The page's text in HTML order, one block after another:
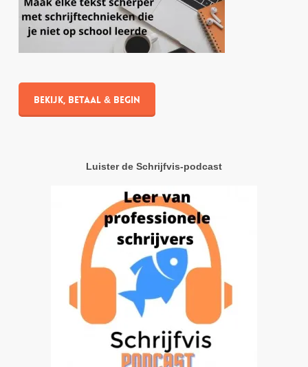
Bekijk, betaal & begin
Luister de Schrijfvis-podcast